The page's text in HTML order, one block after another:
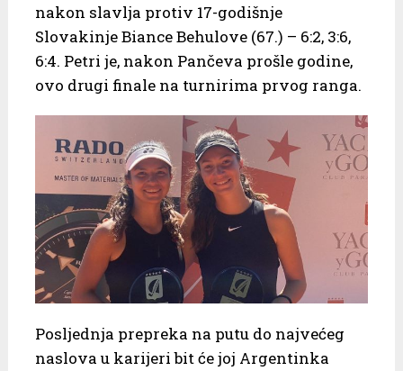
nakon slavlja protiv 17-godišnje
Slovakinje Biance Behulove (67.) – 6:2, 3:6,
6:4. Petri je, nakon Pančeva prošle godine,
ovo drugi finale na turnirima prvog ranga.
Posljednja prepreka na putu do najvećeg
naslova u karijeri bit će joj Argentinka